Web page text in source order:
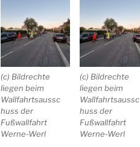
(c) Bildrechte
liegen beim
Wallfahrtsaussc
huss der
Fußwallfahrt
Werne-Werl
(c) Bildrechte
liegen beim
Wallfahrtsaussc
huss der
Fußwallfahrt
Werne-Werl